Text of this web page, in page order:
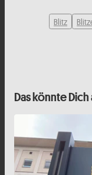
Blitz
Das könnte